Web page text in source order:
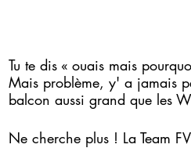
Tu te dis « ouais mais
Mais problème, y' a jamais
balcon aussi grand que les
Ne cherche plus ! La Team